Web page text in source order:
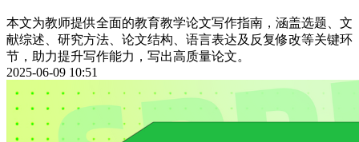
本文为教师提供全面的教育教学论文写作指南，涵盖选题、文
献综述、研究方法、论文结构、语言表达及反复修改等关键环
节，助力提升写作能力，写出高质量论文。
2025-06-09 10:51